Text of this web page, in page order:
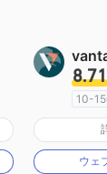
8.71
10-
ウェ